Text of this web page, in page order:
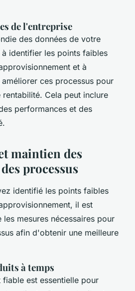
de l'entreprise
des données de votre
identifier les points faibles
et à
ces processus pour
Cela peut inclure
performances et des
maintien des
processus
identifié les points faibles
il est
mesures nécessaires pour
afin d'obtenir une meilleure
à temps
est essentielle pour